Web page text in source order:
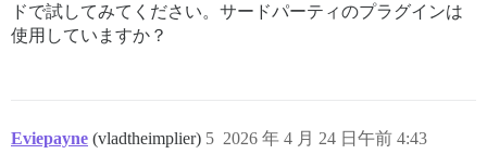
ドで試してみてください。サードパーティのプラグインは
使用していますか？
Eviepayne (vladtheimplier) 2026 年 4 月 24 日午前 4:43
5